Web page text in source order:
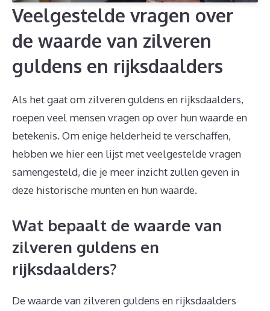
Veelgestelde vragen over
de waarde van zilveren
guldens en rijksdaalders
Als het gaat om zilveren guldens en rijksdaalders,
roepen veel mensen vragen op over hun waarde en
betekenis. Om enige helderheid te verschaffen,
hebben we hier een lijst met veelgestelde vragen
samengesteld, die je meer inzicht zullen geven in
deze historische munten en hun waarde.
Wat bepaalt de waarde van
zilveren guldens en
rijksdaalders?
De waarde van zilveren guldens en rijksdaalders